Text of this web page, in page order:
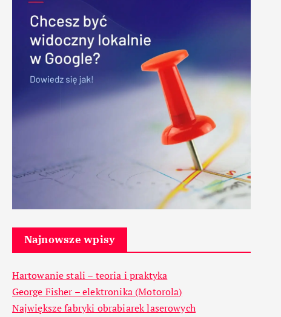
Najnowsze wpisy
Hartowanie stali – teoria i praktyka
George Fisher – elektronika (Motorola)
Największe fabryki obrabiarek laserowych